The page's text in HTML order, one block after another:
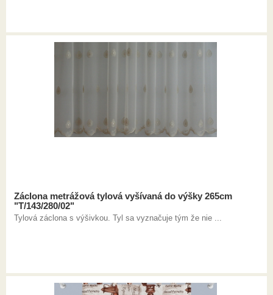
Záclona metrážová tylová vyšívaná do výšky 265cm
"T/143/280/02"
Tylová záclona s výšivkou. Tyl sa vyznačuje tým že nie ...